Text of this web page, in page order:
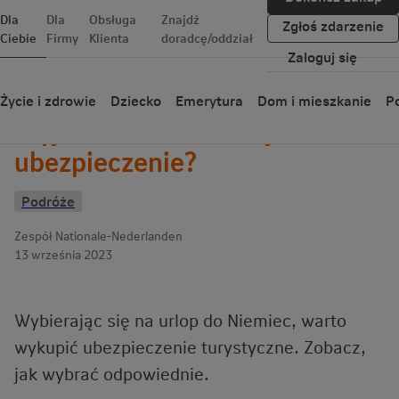
Dla
Ciebie
Dla
Firmy
Obsługa
Klienta
Znajdź
doradcę/oddział
Zgłoś zdarzenie
Zaloguj się
Życie i zdrowie Dziecko Emerytura Dom i mieszkanie
Wróć
ubezpieczenie?
Podróże
Zespół Nationale-Nederlanden
13 września 2023
Wybierając się na urlop do Niemiec, warto
wykupić ubezpieczenie turystyczne. Zobacz,
jak wybrać odpowiednie.